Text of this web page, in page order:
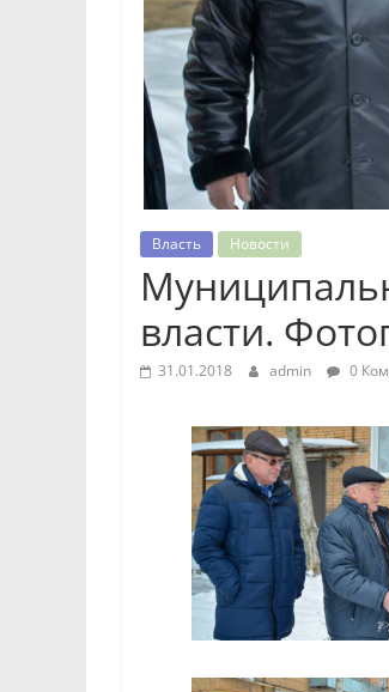
Власть Новости
власти.
31.01.2018 admin 0